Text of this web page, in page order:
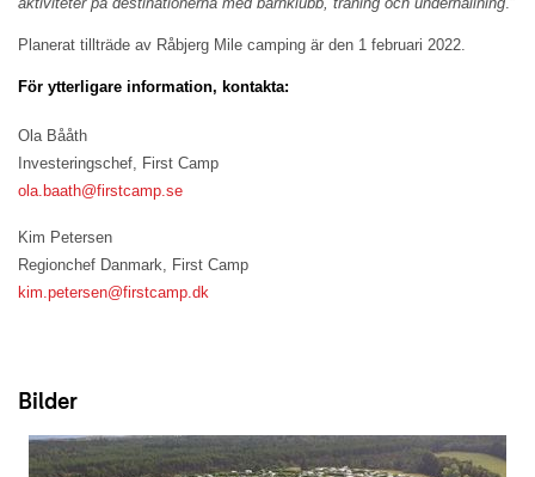
Planerat tillträde av Råbjerg Mile camping är den 1 februari 2022.
För ytterligare information, kontakta:
Ola Bååth
Investeringschef, First Camp
ola.baath@firstcamp.se
Kim Petersen
Regionchef Danmark, First Camp
kim.petersen@firstcamp.dk
Bilder